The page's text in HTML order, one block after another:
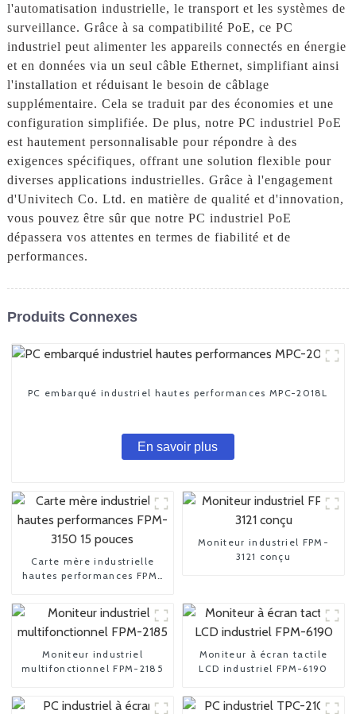
l'automatisation industrielle, le transport et les systèmes de
surveillance. Grâce à sa compatibilité PoE, ce PC
industriel peut alimenter les appareils connectés en énergie
et en données via un seul câble Ethernet, simplifiant ainsi
l'installation et réduisant le besoin de câblage
supplémentaire. Cela se traduit par des économies et une
configuration simplifiée. De plus, notre PC industriel PoE
est hautement personnalisable pour répondre à des
exigences spécifiques, offrant une solution flexible pour
diverses applications industrielles. Grâce à l'engagement
d'Univitech Co. Ltd. en matière de qualité et d'innovation,
vous pouvez être sûr que notre PC industriel PoE
dépassera vos attentes en termes de fiabilité et de
performances.
Produits Connexes
PC embarqué industriel hautes performances MPC-2018L
En savoir plus
Carte mère industrielle
hautes performances FPM-
Moniteur industriel FPM-
3121 conçu
Moniteur industriel
multifonctionnel FPM-2185
Moniteur à écran tactile
LCD industriel FPM-6190